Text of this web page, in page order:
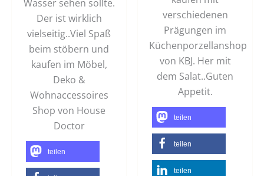
Wasser sehen sollte.
Der ist wirklich
vielseitig..Viel Spaß
beim stöbern und
kaufen im Möbel,
Deko &
Wohnaccessoires
Shop von House
Doctor
teilen
verschiedenen
Prägungen im
Küchenporzellanshop
von KBJ. Her mit
dem Salat..Guten
Appetit.
teilen
teilen
teilen